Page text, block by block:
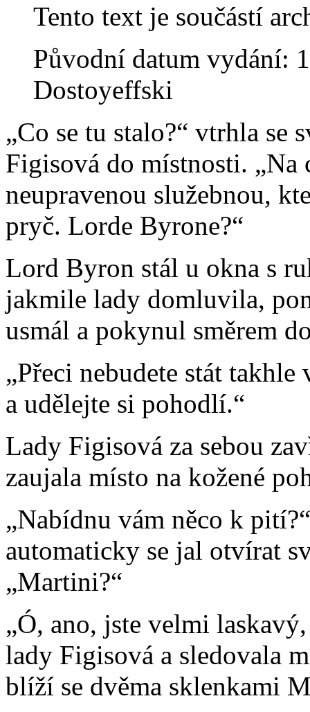
Tento text je součástí
Původní datum vydání:
Dostoyeffski
„Co se tu stalo?“ vtrhla se
Figisová do místnosti. „Na
neupravenou služebnou,
pryč. Lorde Byrone?“
Lord Byron stál u okna s
jakmile lady domluvila,
usmál a pokynul směrem
„Přeci nebudete stát takhle
a udělejte si pohodlí.“
Lady Figisová za sebou
zaujala místo na kožené
„Nabídnu vám něco k
automaticky se jal otvírat
„Martini?“
„Ó, ano, jste velmi
lady Figisová a sledovala
blíží se dvěma sklenkami